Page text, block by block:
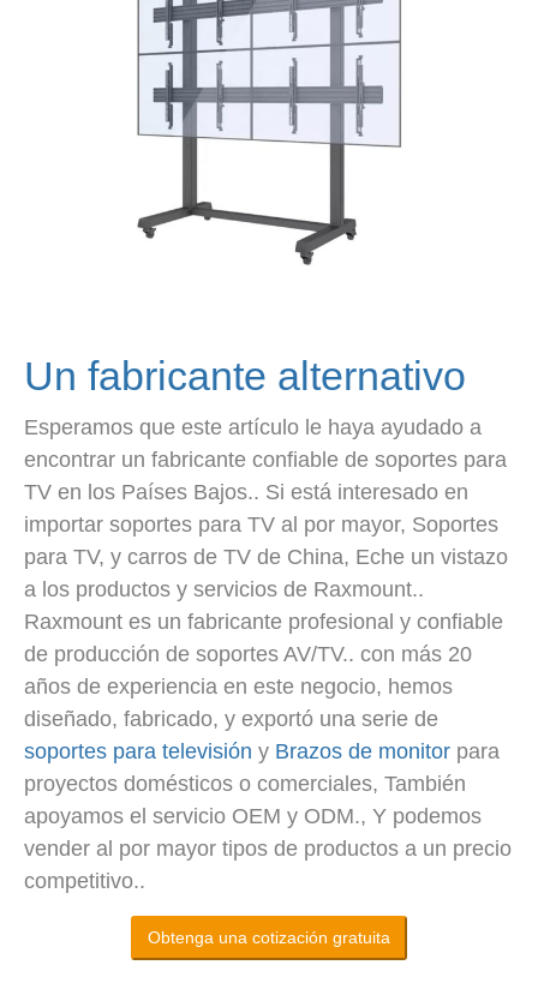
Un fabricante alternativo
Esperamos que este artículo le haya ayudado a
encontrar un fabricante confiable de soportes para
TV en los Países Bajos.. Si está interesado en
importar soportes para TV al por mayor, Soportes
para TV, y carros de TV de China, Eche un vistazo
a los productos y servicios de Raxmount..
Raxmount es un fabricante profesional y confiable
de producción de soportes AV/TV.. con más 20
años de experiencia en este negocio, hemos
diseñado, fabricado, y exportó una serie de
soportes para televisión y Brazos de monitor para
proyectos domésticos o comerciales, También
apoyamos el servicio OEM y ODM., Y podemos
vender al por mayor tipos de productos a un precio
competitivo..
Obtenga una cotización gratuita